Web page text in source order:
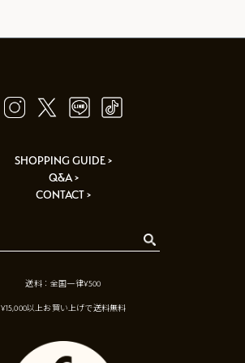
SHOPPING GUIDE >
Q&A >
CONTACT >
送料：全国一律¥500
¥15,000以上お買い上げで送料無料